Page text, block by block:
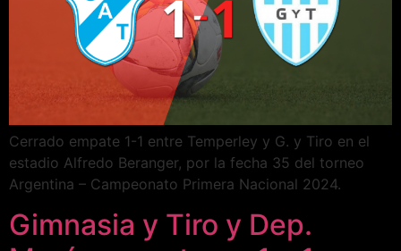
Cerrado empate 1-1 entre Temperley y G. y Tiro en el
estadio Alfredo Beranger, por la fecha 35 del torneo
Argentina – Campeonato Primera Nacional 2024.
Gimnasia y Tiro y Dep.